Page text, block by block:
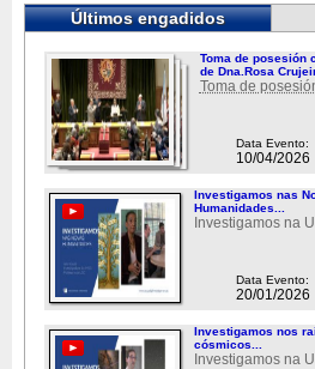
Últimos engadidos
Toma de posesión
de Dna.Rosa
Toma de
Data Evento:
10/04/2026
Investigamos nas
Humanidades...
Investigamos na
Data Evento:
20/01/2026
Investigamos nos
cósmicos...
Investigamos na